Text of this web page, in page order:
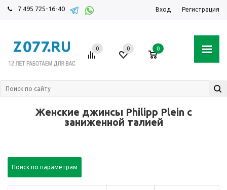
7 495 725-16-40 Вход Регистрация
0 0 0
Женские джинсы Philipp Plein с
заниженной талией
Поиск по параметрам